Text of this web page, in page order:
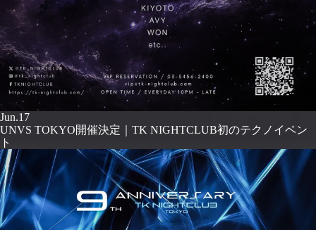
Jun.17
UNVS TOKYO開催決定｜TK NIGHTCLUB初のテクノイベン
ト